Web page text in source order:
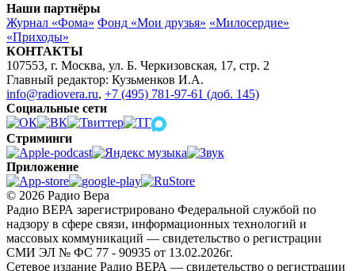
Наши партнёры
Журнал «Фома» Фонд «Мои друзья» «Милосердие»
«Приходы»
КОНТАКТЫ
107553, г. Москва, ул. Б. Черкизовская, 17, стр. 2
Главный редактор: Кузьменков И.А.
info@radiovera.ru, +7 (495) 781-97-61 (доб. 145)
Социальные сети
Стриминги
Приложение
© 2026 Радио Вера
Радио ВЕРА зарегистрировано Федеральной службой по
надзору в сфере связи, информационных технологий и
массовых коммуникаций — свидетельство о регистрации
СМИ ЭЛ № ФС 77 - 90935 от 13.02.2026г.
Сетевое издание Радио ВЕРА — свидетельство о регистрации